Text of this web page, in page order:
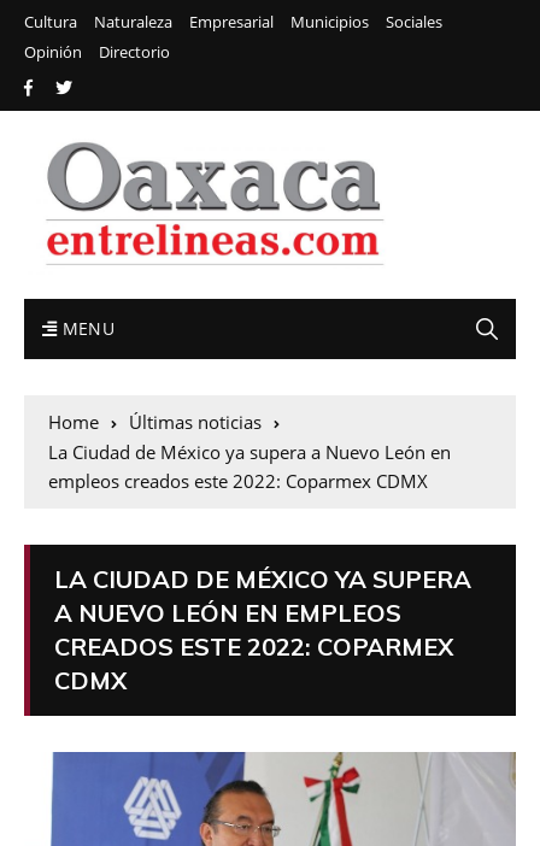
Cultura Naturaleza Empresarial Municipios
Sociales
Opinión
Directorio
MENU
Home
Últimas noticias
La Ciudad de México ya supera a Nuevo León en
empleos creados este 2022: Coparmex CDMX
LA CIUDAD DE MÉXICO YA SUPERA
A NUEVO LEÓN EN EMPLEOS
CREADOS ESTE 2022: COPARMEX
CDMX